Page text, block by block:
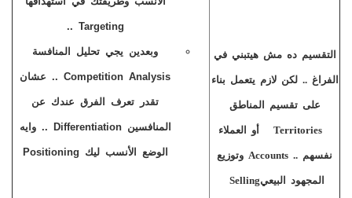
التقسيم ده مش هيتبني في
الفراغ .. لكن لازم يتعمل بناء
على تقسيم المناطق
Territoriesأو العملاء
نفسهم Accounts .. وتوزيع
المجهود البيعيSelling
Targeting
..
وبعدين يجي تحليل المنافسة
Competition Analysis .. عشان
تقدر تعرف الفرق عندك عن
المنافسينDifferentiation .. وايه
الوضع الأنسب ليك Positioning